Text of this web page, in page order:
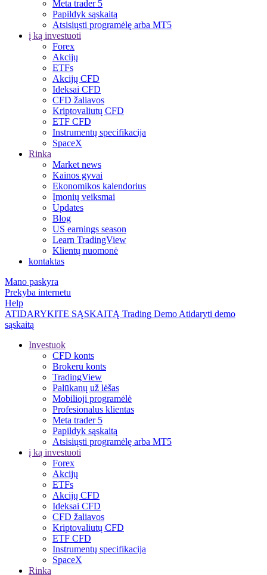
Meta trader 5
Papildyk sąskaitą
Atsisiųsti programėlę arba MT5
į ką investuoti
Forex
Akcijų
ETFs
Akcijų CFD
Ideksai CFD
CFD žaliavos
Kriptovaliutų CFD
ETF CFD
Instrumentų specifikacija
SpaceX
Rinka
Market news
Kainos gyvai
Ekonomikos kalendorius
Įmonių veiksmai
Updates
Blog
US earnings season
Learn TradingView
Klientų nuomonė
kontaktas
Mano paskyra
Prekyba internetu
Help
ATIDARYKITE SĄSKAITĄ Trading Demo Atidaryti demo
sąskaitą
Investuok
CFD konts
Brokeru konts
TradingView
Palūkanų už lėšas
Mobilioji programėlė
Profesionalus klientas
Meta trader 5
Papildyk sąskaitą
Atsisiųsti programėlę arba MT5
į ką investuoti
Forex
Akcijų
ETFs
Akcijų CFD
Ideksai CFD
CFD žaliavos
Kriptovaliutų CFD
ETF CFD
Instrumentų specifikacija
SpaceX
Rinka